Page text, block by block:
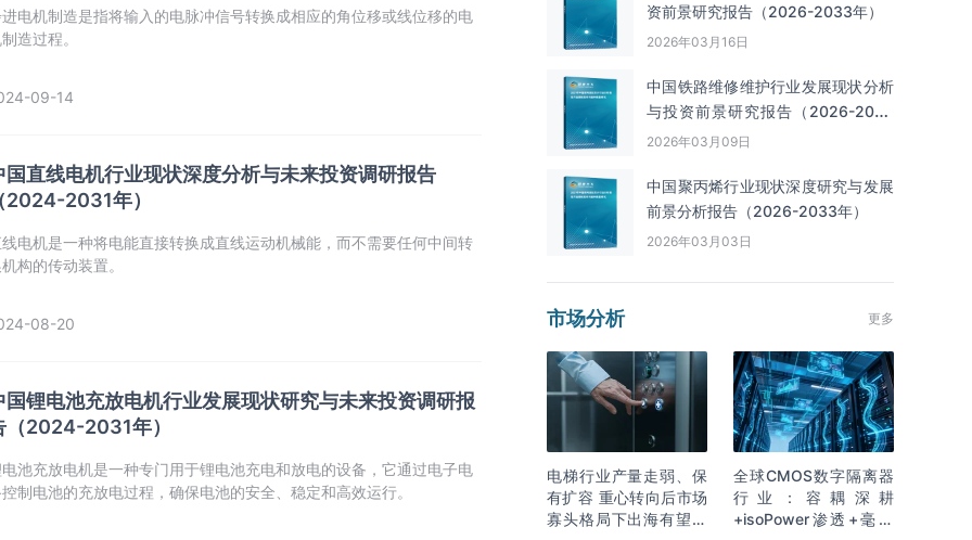
电机制造‌是指将输入的电脉冲信号转换成相应的角位移或线位移的电
造过程。
09-14
国直线电机行业现状深度分析与未来投资调研报告
2024-2031年）
电机是一种将电能直接转换成直线运动机械能，而不需要任何中间转
构的传动装置。
08-20
国锂电池充放电机行业发展现状研究与未来投资调研报
（2024-2031年）
池充放电机是一种专门用于锂电池充电和放电的设备，它通过电子电
制电池的充放电过程，确保电池的安全、稳定和高效运行。
资前景研究报告（2026-2033年）
2026年03月16日
中国铁路维修维护行业发展现状分析
与投资前景研究报告（2026-2033
年）
2026年03月09日
中国聚丙烯行业现状深度研究与发展
前景分析报告（2026-2033年）
2026年03月03日
市场分析 更多
电梯行业产量走弱、保
有扩容 重心转向后市场
寡头格局下出海有望持
全球CMOS数字隔离器
行业：容耦深耕
+isoPower渗透+毫米